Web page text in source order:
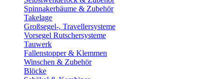
Spinnakerbäume & Zubehör
Takelage
Großsegel-, Travellersysteme
Vorsegel Rutschersysteme
Tauwerk
Fallenstopper & Klemmen
Winschen & Zubehör
Blöcke